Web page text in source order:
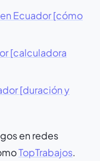
Ecuador [cómo
[calculadora
[duración y
en redes
TopTrabajos.